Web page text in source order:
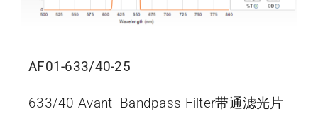
AF01-633/40-25
633/40 Avant Bandpass Filter带通滤光片